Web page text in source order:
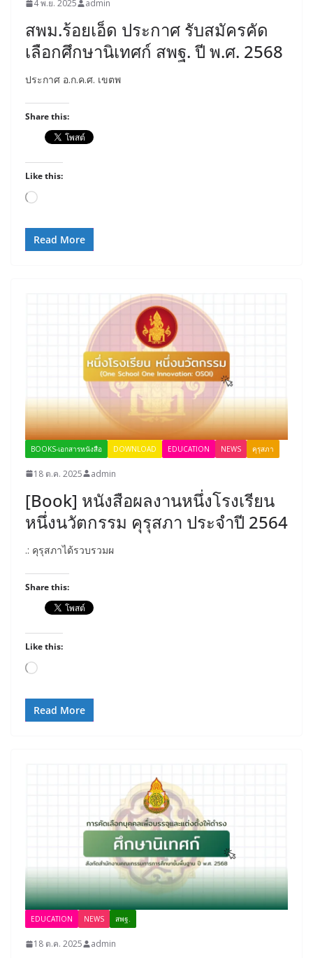
4 พ.ย. 2025 admin
สพม.ร้อยเอ็ด ประกาศ รับสมัครคัด
เลือกศึกษานิเทศก์ สพฐ. ปี พ.ศ. 2568
ประกาศ อ.ก.ค.ศ. เขตพ
Share this:
Like this:
Loading…
Read More
BOOKS-เอกสารหนังสือ DOWNLOAD EDUCATION NEWS คุรุสภา
18 ต.ค. 2025 admin
[Book] หนังสือผลงานหนึ่งโรงเรียน
หนึ่งนวัตกรรม คุรุสภา ประจำปี 2564
.: คุรุสภาได้รวบรวมผ
Share this:
Like this:
Loading…
Read More
EDUCATION NEWS สพฐ.
18 ต.ค. 2025 admin